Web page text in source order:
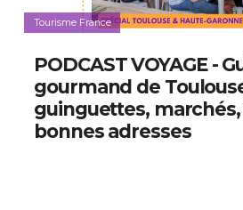
Tourisme France
PODCAST VOYAGE -
gourmand de
guinguettes,
bonnes adresses